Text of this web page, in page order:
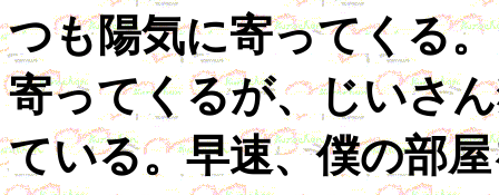
つも陽気に寄ってくる
寄ってくるが、じいさ
ている。早速、僕の部